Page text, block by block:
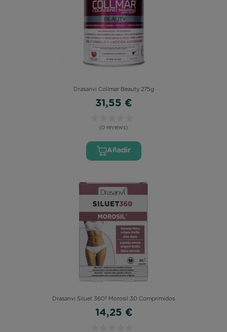
Drasanvi Collmar Beauty 275g
31,55 €
(0 reviews)
Añadir
Drasanvi Siluet 360º Morosil 30 Comprimidos
14,25 €